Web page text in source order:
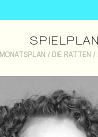
SPIELPLAN
MONATSPLAN / DIE RATTEN /